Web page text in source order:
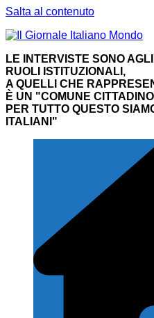
Salta al contenuto
LE INTERVISTE SONO
RUOLI ISTITUZIONALI,
A QUELLI CHE
È UN "COMUNE
PER TUTTO QUESTO
ITALIANI"